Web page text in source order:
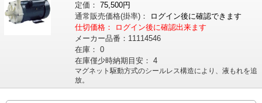
定価： 75,500円
通常販売価格(掛率)：
ログイン後に確認できます
仕切価格：
ログイン後に確認出来ます
メーカー品番： 11114546
在庫： 0
在庫僅少時納期目安： 4
マグネット駆動方式のシールレス構造により、液もれを追
放。